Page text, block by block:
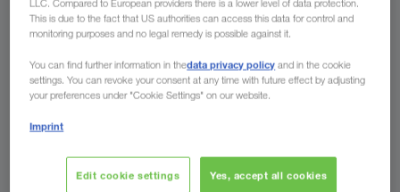
Страна
Сделать запрос
LLC. Compared to European providers there is a lower level of data protection.
This is due to the fact that US authorities can access this data for control and
monitoring purposes and no legal remedy is possible against it.
You can find further information in thedata privacy policy and in the cookie
settings. You can revoke your consent at any time with future effect by adjusting
your preferences under "Cookie Settings" on our website.
Imprint
Edit cookie settings Yes, accept all cookies